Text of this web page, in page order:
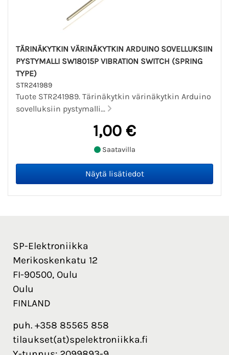
TÄRINÄKYTKIN VÄRINÄKYTKIN ARDUINO SOVELLUKSIIN
PYSTYMALLI SW18015P VIBRATION SWITCH (SPRING
TYPE)
STR241989
Tuote STR241989. Tärinäkytkin värinäkytkin Arduino
sovelluksiin pystymalli...
1,00 €
Saatavilla
SP-Elektroniikka
Merikoskenkatu 12
FI-90500, Oulu
Oulu
FINLAND
puh. +358 85565 858
tilaukset(at)spelektroniikka.fi